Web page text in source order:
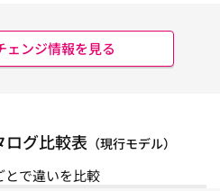
ェンジ情報を見る
ログ比較表 （現行モデル）
とで違いを比較